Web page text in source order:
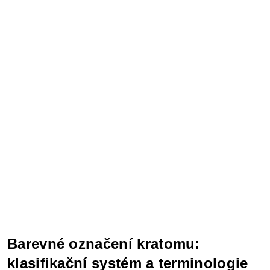
Barevné označení kratomu:
klasifikační systém a terminologie